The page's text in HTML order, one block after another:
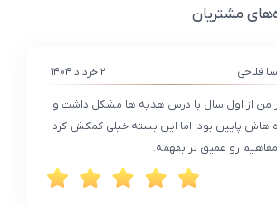
مشتریان
فلاحی ۲ خرداد ۱۴۰۴
من از اول سال با درس هدیه‌ ها مشکل داشت و
هاش پایین بود. اما این بسته خیلی کمکش کرد
رو عمیق‌ تر بفهمه.